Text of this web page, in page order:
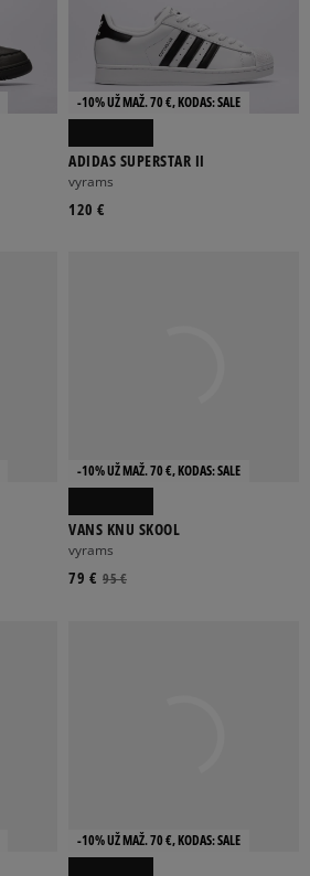
-10% UŽ MAŽ. 70 €, KODAS: SALE
ADIDAS SUPERSTAR II
vyrams
120 €
-10% UŽ MAŽ. 70 €, KODAS: SALE
VANS KNU SKOOL
vyrams
95 €
79 €
-10% UŽ MAŽ. 70 €, KODAS: SALE